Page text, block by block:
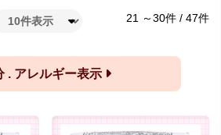
21 ～30件 / 47件
. アレルギー表示